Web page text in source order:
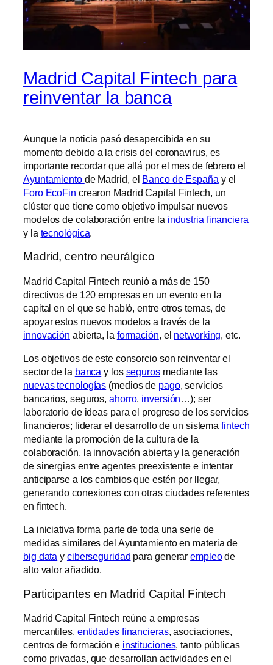
Madrid Capital Fintech para
reinventar la banca
Aunque la noticia pasó desapercibida en su
momento debido a la crisis del coronavirus, es
importante recordar que allá por el mes de febrero el
Ayuntamiento de Madrid, el Banco de España y el
Foro EcoFin crearon Madrid Capital Fintech, un
clúster que tiene como objetivo impulsar nuevos
modelos de colaboración entre la industria financiera
y la tecnológica
Madrid, centro neurálgico
Madrid Capital Fintech reunió a más de 150
directivos de 120 empresas en un evento en la
capital en el que se habló, entre otros temas, de
apoyar estos nuevos modelos a través de la
innovación abierta, la formación , el networking , etc.
Los objetivos de este consorcio son reinventar el
sector de la banca y los segurosmediante las
nuevas tecnologías (medios de pago, servicios
bancarios, seguros, ahorro, inversión…); ser
laboratorio de ideas para el progreso de los servicios
financieros; liderar el desarrollo de un sistemafintech
mediante la promoción de la cultura de la
colaboración, la innovación abierta y la generación
de sinergias entre agentes preexistente e intentar
anticiparse a los cambios que estén por llegar,
generando conexiones con otras ciudades referentes
en fintech.
La iniciativa forma parte de toda una serie de
medidas similares del Ayuntamiento en materia de
big data y ciberseguridad para generarempleode
alto valor añadido.
Participantes en Madrid Capital Fintech
Madrid Capital Fintech reúne a empresas
mercantiles, entidades financieras, asociaciones,
centros de formación e instituciones, tanto públicas
como privadas, que desarrollan actividades en el